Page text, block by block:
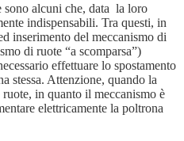
sono alcuni che, data la loro
indispensabili. Tra questi, in
inserimento del meccanismo di
di ruote “a scomparsa”)
effettuare lo spostamento
stessa. Attenzione, quando la
in quanto il meccanismo è
elettricamente la poltrona